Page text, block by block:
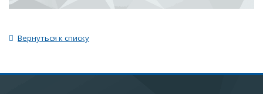
Вернуться к списку